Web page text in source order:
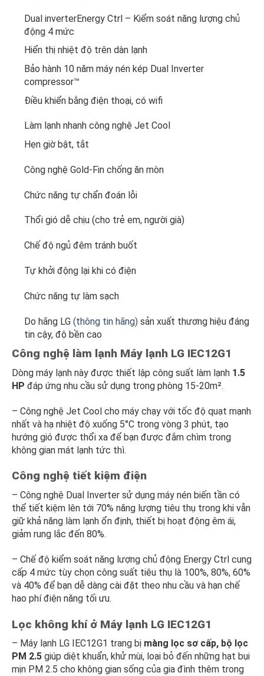
Dual inverterEnergy Ctrl – Kiểm soát năng lượng chủ
động 4 mức
Hiển thị nhiệt độ trên dàn lạnh
Bảo hành 10 năm máy nén kép Dual Inverter
compressor™
Điều khiển bằng điện thoại, có wifi
Làm lạnh nhanh công nghệ Jet Cool
Hẹn giờ bật, tắt
Công nghệ Gold-Fin chống ăn mòn
Chức năng tự chẩn đoán lỗi
Thổi gió dễ chịu (cho trẻ em, người già)
Chế độ ngủ đêm tránh buốt
Tự khởi động lại khi có điện
Chức năng tự làm sạch
Do hãng LG (thông tin hãng)sản xuất thương hiệu đáng
tin cậy, độ bền cao
Công nghệ làm lạnh Máy lạnh LG IEC12G1
Dòng máy lạnh này được thiết lập công suất làm lạnh 1.5
HP đáp ứng nhu cầu sử dụng trong phòng 15-20m².
– Công nghệ Jet Cool cho máy chạy với tốc độ quạt mạnh
nhất và hạ nhiệt độ xuống 5°C trong vòng 3 phút, tạo
hướng gió được thổi xa để bạn được đắm chìm trong
không gian mát lạnh tức thì.
Công nghệ tiết kiệm điện
– Công nghệ Dual Inverter sử dụng máy nén biến tần có
thể tiết kiệm lên tới 70% năng lượng tiêu thụ trong khi vẫn
giữ khả năng làm lạnh ổn định, thiết bị hoạt động êm ái,
giảm rung lắc đến 80%.
– Chế độ kiểm soát năng lượng chủ động Energy Ctrl cung
cấp 4 mức tùy chọn công suất tiêu thụ là 100%, 80%, 60%
và 40% để bạn dễ dàng cài đặt theo nhu cầu và hạn chế
hao phí điện năng tối ưu.
Lọc không khí ở Máy lạnh LG IEC12G1
– Máy lạnh LG IEC12G1 trang bị màng lọc sơ cấp, bộ lọc
PM 2.5 giúp diệt khuẩn, khử mùi, loại bỏ đến những hạt bụi
mịn PM 2.5 cho không gian sống của gia đình thêm trong